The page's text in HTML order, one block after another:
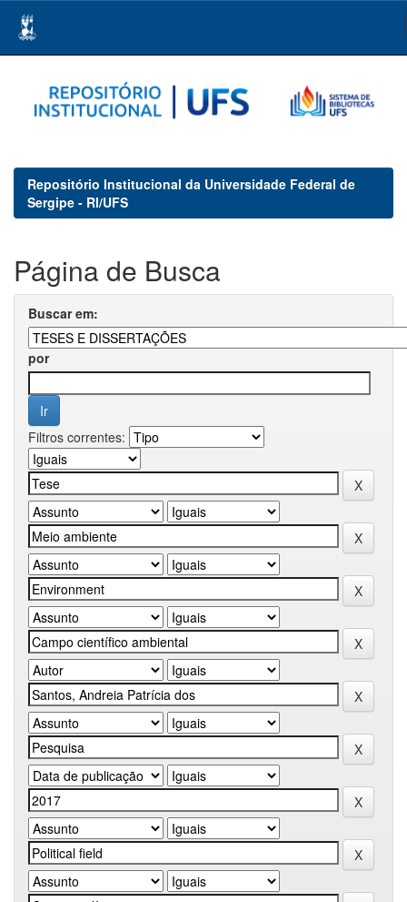
navigation
Repositório Institucional da Universidade Federal de
Sergipe - RI/UFS
Página de Busca
Buscar em:
por
Filtros correntes: